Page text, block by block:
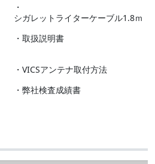
・
シガレットライターケーブル1.8ｍ
・取扱説明書
・VICSアンテナ取付方法
・弊社検査成績書